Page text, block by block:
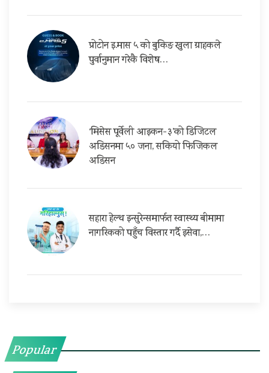
प्रोटोन इ.मास ५ को बुकिङ खुला ग्राहकले
पुर्वानुमान गरेकै विशेष…
‘मिसेस पूर्वेली आइकन-३’को डिजिटल
अडिसनमा ५० जना, सकियो फिजिकल
अडिसन
सहारा हेल्थ इन्सुरेन्समार्फत स्वास्थ्य बीमामा
नागरिकको पहुँच विस्तार गर्दै इसेवा,…
Popular